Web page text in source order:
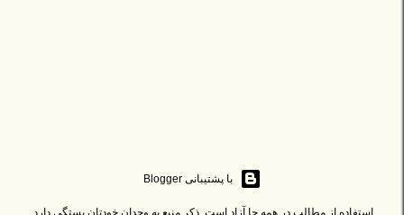
‏با پشتیبانی Blogger
استفاده از مطالب در همه جا آزاد است. ذکر منبع به وجدان خودتان بستگی دارد.